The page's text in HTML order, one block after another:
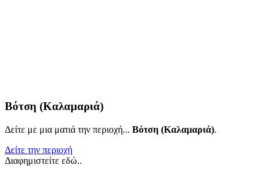
Βότση (Καλαμαριά)
Δείτε με μια ματιά την περιοχή... Βότση (Καλαμαριά).
Δείτε την περιοχή
Διαφημιστείτε εδώ..